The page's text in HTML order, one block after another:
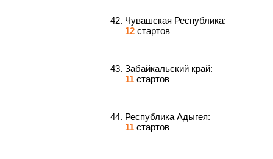
Чувашская Республика:
12 стартов
Забайкальский край:
11 стартов
Республика Адыгея:
11 стартов